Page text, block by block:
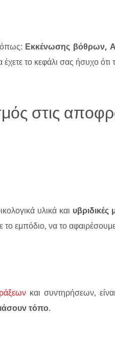
Εκκένωσης βόθρων,
το κεφάλι σας ήσυχο
στις
υλικά και υβριδικές
το εμπόδιο, να το
και συντηρήσεων,
τόπο.